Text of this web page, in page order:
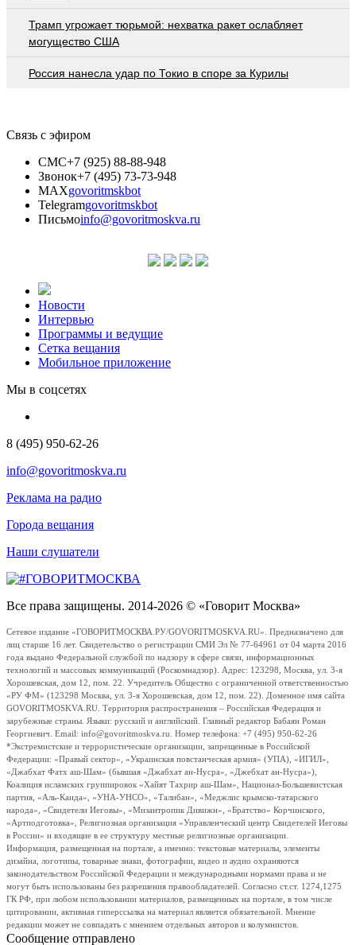
Трамп угрожает тюрьмой: нехватка ракет ослабляет
могущество США
Россия нанесла удар по Токио в споре за Курилы
Связь с эфиром
СМС+7 (925) 88-88-948
Звонок+7 (495) 73-73-948
MAXgovoritmskbot
Telegramgovoritmskbot
Письмоinfo@govoritmoskva.ru
Новости
Интервью
Программы и ведущие
Сетка вещания
Мобильное приложение
Мы в соцсетях
8 (495) 950-62-26
info@govoritmoskva.ru
Реклама на радио
Города вещания
Наши слушатели
Все права защищены. 2014-2026 © «Говорит Москва»
Сетевое издание «ГОВОРИТМОСКВА.РУ/GOVORITMOSKVA.RU». Предназначено для
лиц старше 16 лет. Свидетельство о регистрации СМИ Эл № 77-64961 от 04 марта 2016
года выдано Федеральной службой по надзору в сфере связи, информационных
технологий и массовых коммуникаций (Роскомнадзор). Адрес: 123298, Москва, ул. 3-я
Хорошевская, дом 12, пом. 22. Учредитель Общество с ограниченной ответственностью
«РУ ФМ» (123298 Москва, ул. 3-я Хорошевская, дом 12, пом. 22). Доменное имя сайта
GOVORITMOSKVA.RU. Территория распространения – Российская Федерация и
зарубежные страны. Языки: русский и английский. Главный редактор Бабаян Роман
Георгиевич. Email: info@govoritmoskva.ru. Номер телефона: +7 (495) 950-62-26
*Экстремистские и террористические организации, запрещенные в Российской
Федерации: «Правый сектор», «Украинская повстанческая армия» (УПА), «ИГИЛ»,
«Джабхат Фатх аш-Шам» (бывшая «Джабхат ан-Нусра», «Джебхат ан-Нусра»),
Коалиция исламских группировок «Хайят Тахрир аш-Шам», Национал-Большевистская
партия, «Аль-Каида», «УНА-УНСО», «Талибан», «Меджлис крымско-татарского
народа», «Свидетели Иеговы», «Мизантропик Дивижн», «Братство» Корчинского,
«Артподготовка», Религиозная организация «Управленческий центр Свидетелей Иеговы
в России» и входящие в ее структуру местные религиозные организации.
Информация, размещенная на портале, а именно: текстовые материалы, элементы
дизайна, логотипы, товарные знаки, фотографии, видео и аудио охраняются
законодательством Российской Федерации и международными нормами права и не
могут быть использованы без разрешения правообладателей. Согласно ст.ст. 1274,1275
ГК РФ, при любом использовании материалов, размещенных на портале, в том числе
цитировании, активная гиперссылка на материал является обязательной. Мнение
редакции может не совпадать с мнением отдельных авторов и колумнистов.
Сообщение отправлено